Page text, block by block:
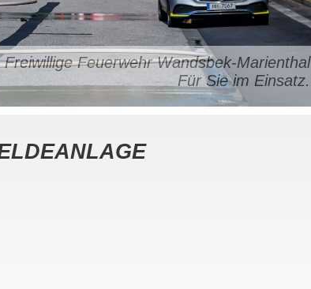
Freiwillige Feuerwehr Wandsbek-Marienthal
Für Sie im Einsatz.